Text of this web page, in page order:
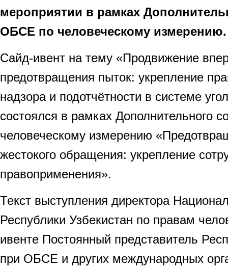
мероприятии в рамках
ОБСЕ по человеческому измерению.
Сайд-ивент на тему «Продвижение
предотвращения пыток: укрепление
надзора и подотчётности в системе
состоялся в рамках Дополнительного
человеческому измерению
жестокого обращения: укрепление
правоприменения».
Текст выступления директора
Республики Узбекистан по правам
ивенте Постоянный представитель
при ОБСЕ и других международных